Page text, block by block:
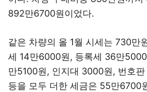
892만6700원이었다.
같은 차량의 올 1월 시세는 730만
세 14만6000원, 등록세 36만
만5100원, 인지대 3000원, 번호
등을 모두 더한 세금은 55만6700